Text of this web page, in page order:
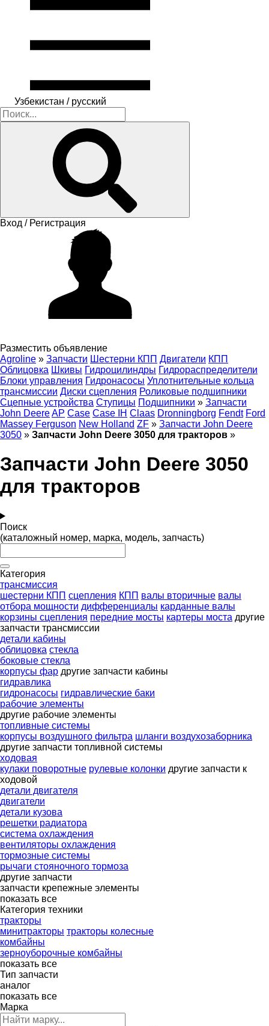
Узбекистан / русский
Вход / Регистрация
Разместить объявление
Agroline » Запчасти Шестерни КПП Двигатели КПП
Облицовка Шкивы Гидроцилиндры Гидрораспределители
Блоки управления Гидронасосы Уплотнительные кольца
трансмиссии Диски сцепления Роликовые подшипники
Сцепные устройства Ступицы Подшипники » Запчасти
John DeereAP Case Case IH Claas Dronningborg Fendt Ford
Massey Ferguson New Holland ZF » Запчасти John Deere
3050 » Запчасти John Deere 3050 для тракторов »
Запчасти John Deere 3050
для тракторов
Поиск
(каталожный номер, марка, модель, запчасть)
Категория
трансмиссия
шестерни КПП сцепления КПП валы вторичные валы
отбора мощности дифференциалы карданные валы
корзины сцепления передние мосты картеры моста другие
запчасти трансмиссии
детали кабины
облицовка стекла
боковые стекла
корпусы фар другие запчасти кабины
гидравлика
гидронасосы гидравлические баки
рабочие элементы
другие рабочие элементы
топливные системы
корпусы воздушного фильтра шланги воздухозаборника
другие запчасти топливной системы
ходовая
кулаки поворотные рулевые колонки другие запчасти к
ходовой
детали двигателя
двигатели
детали кузова
решетки радиатора
система охлаждения
вентиляторы охлаждения
тормозные системы
рычаги стояночного тормоза
другие запчасти
запчасти крепежные элементы
показать все
Категория техники
тракторы
минитракторы тракторы колесные
комбайны
зерноуборочные комбайны
показать все
Тип запчасти
аналог
показать все
Марка